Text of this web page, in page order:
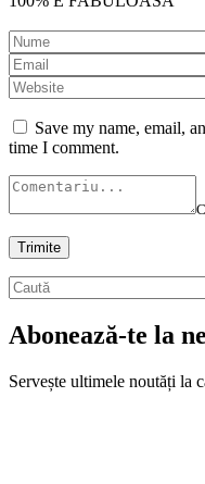
Save my name, email,
time I comment.
Abonează-te la
Servește ultimele noutăți la